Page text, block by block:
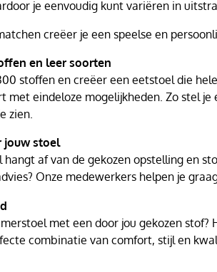
je eenvoudig kunt variëren in
creëer je een speelse en
en leer soorten
stoffen en creëer een eetstoel die
met eindeloze mogelijkheden. Zo stel
zien.
jouw stoel
hangt af van de gekozen opstelling en
Onze medewerkers helpen je
met een door jou gekozen
combinatie van comfort, stijl en